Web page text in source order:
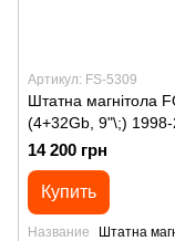
Артикул: FS-5309
Штатна магнітола
(4+32Gb, 9"\;)
14 200 грн
Купить
Название
Штатна